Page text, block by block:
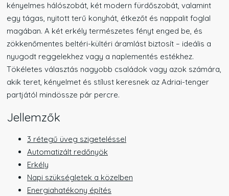
kényelmes hálószobát, két modern fürdőszobát, valamint
egy tágas, nyitott terű konyhát, étkezőt és nappalit foglal
magában. A két erkély természetes fényt enged be, és
zökkenőmentes beltéri-kültéri áramlást biztosít – ideális a
nyugodt reggelekhez vagy a naplementés estékhez.
Tökéletes választás nagyobb családok vagy azok számára,
akik teret, kényelmet és stílust keresnek az Adriai-tenger
partjától mindössze pár percre.
Jellemzők
3 rétegű üveg szigeteléssel
Automatizált redőnyök
Erkély
Napi szükségletek a közelben
Energiahatékony építés